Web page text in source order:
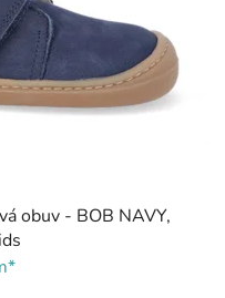
obuv - BOB NAVY,